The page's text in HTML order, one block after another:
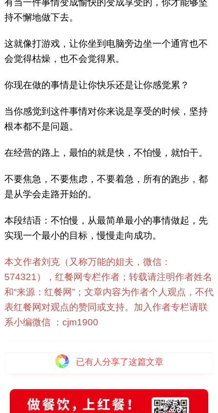
有当一件事情变成愉快的变成享受的，你才能够坚
持不懈地做下去。
这就像打游戏，让你坐到电脑旁边坐一个通宵也不
会觉得枯燥，也不会觉得累。
你现在做的事情是让你快乐还是让你感觉累？
当你感觉到这件事情对你来说是享受的时候，坚持
根本都不是问题。
在经营的路上，最怕的就是快，不怕慢，就怕干。
不要焦急，不要焦虑，不要着急，所有的跑步，都
是从学会走路开始的。
本段结语：不怕慢，从最简单最小的事情做起，先
实现一个最小的目标，慢慢走向成功。
本文作者刘克（又称万能的姐夫，微信：
574321），红餐网专栏作者；转载请注明作者姓名
和“来源：红餐网”；文章内容为作者个人观点，不代
表红餐网对观点的赞同或支持。加入作者专栏请联
系小编微信 ：cjm1900
已有 人分享了这篇文章